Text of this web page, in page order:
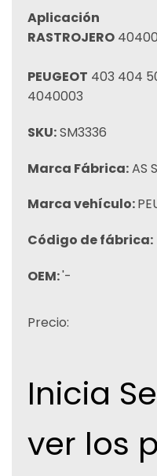
Aplicación
RASTROJERO
PEUGEOT 403 404
4040003
SKU:SM3336
Marca Fábrica:AS
Marca vehículo:
Código de fábrica:
OEM:'-
Precio:
Inicia
ver los